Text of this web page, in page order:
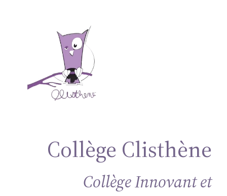
Collège Clisthène
Collège Innovant et